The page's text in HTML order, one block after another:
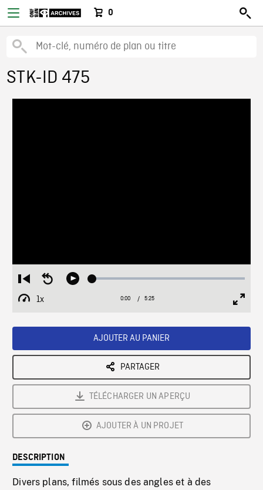
0
STK-ID 475
Restart
from
beginning
Seek
Play Loaded:
1x
Playback
Current
0:00 / Duration
5:25
AJOUTER AU PANIER
PARTAGER
TÉLÉCHARGER UN APERÇU
AJOUTER À UN PROJET
DESCRIPTION
Divers plans, filmés sous des angles et à des